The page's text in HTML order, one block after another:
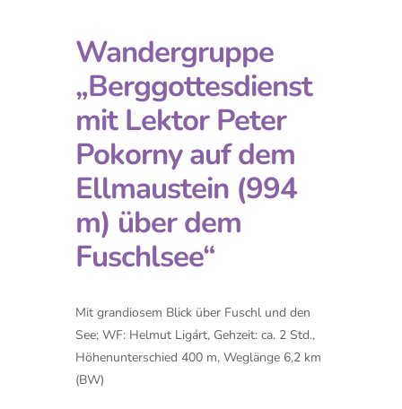
Wandergruppe
„Berggottesdienst
mit Lektor Peter
Pokorny auf dem
Ellmaustein (994
m) über dem
Fuschlsee“
Mit grandiosem Blick über Fuschl und den
See; WF: Helmut Ligárt, Gehzeit: ca. 2 Std.,
Höhenunterschied 400 m, Weglänge 6,2 km
(BW)